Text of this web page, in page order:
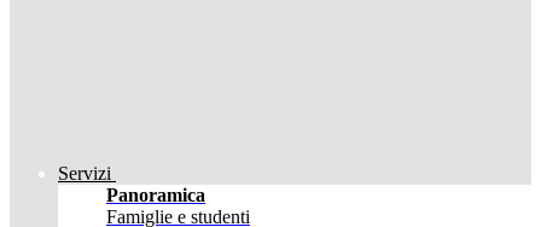
Servizi
Panoramica
Famiglie e studenti